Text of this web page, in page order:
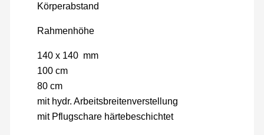
Körperabstand
Rahmenhöhe
140 x 140 mm
100 cm
80 cm
mit hydr. Arbeitsbreitenverstellung
mit Pflugschare härtebeschichtet